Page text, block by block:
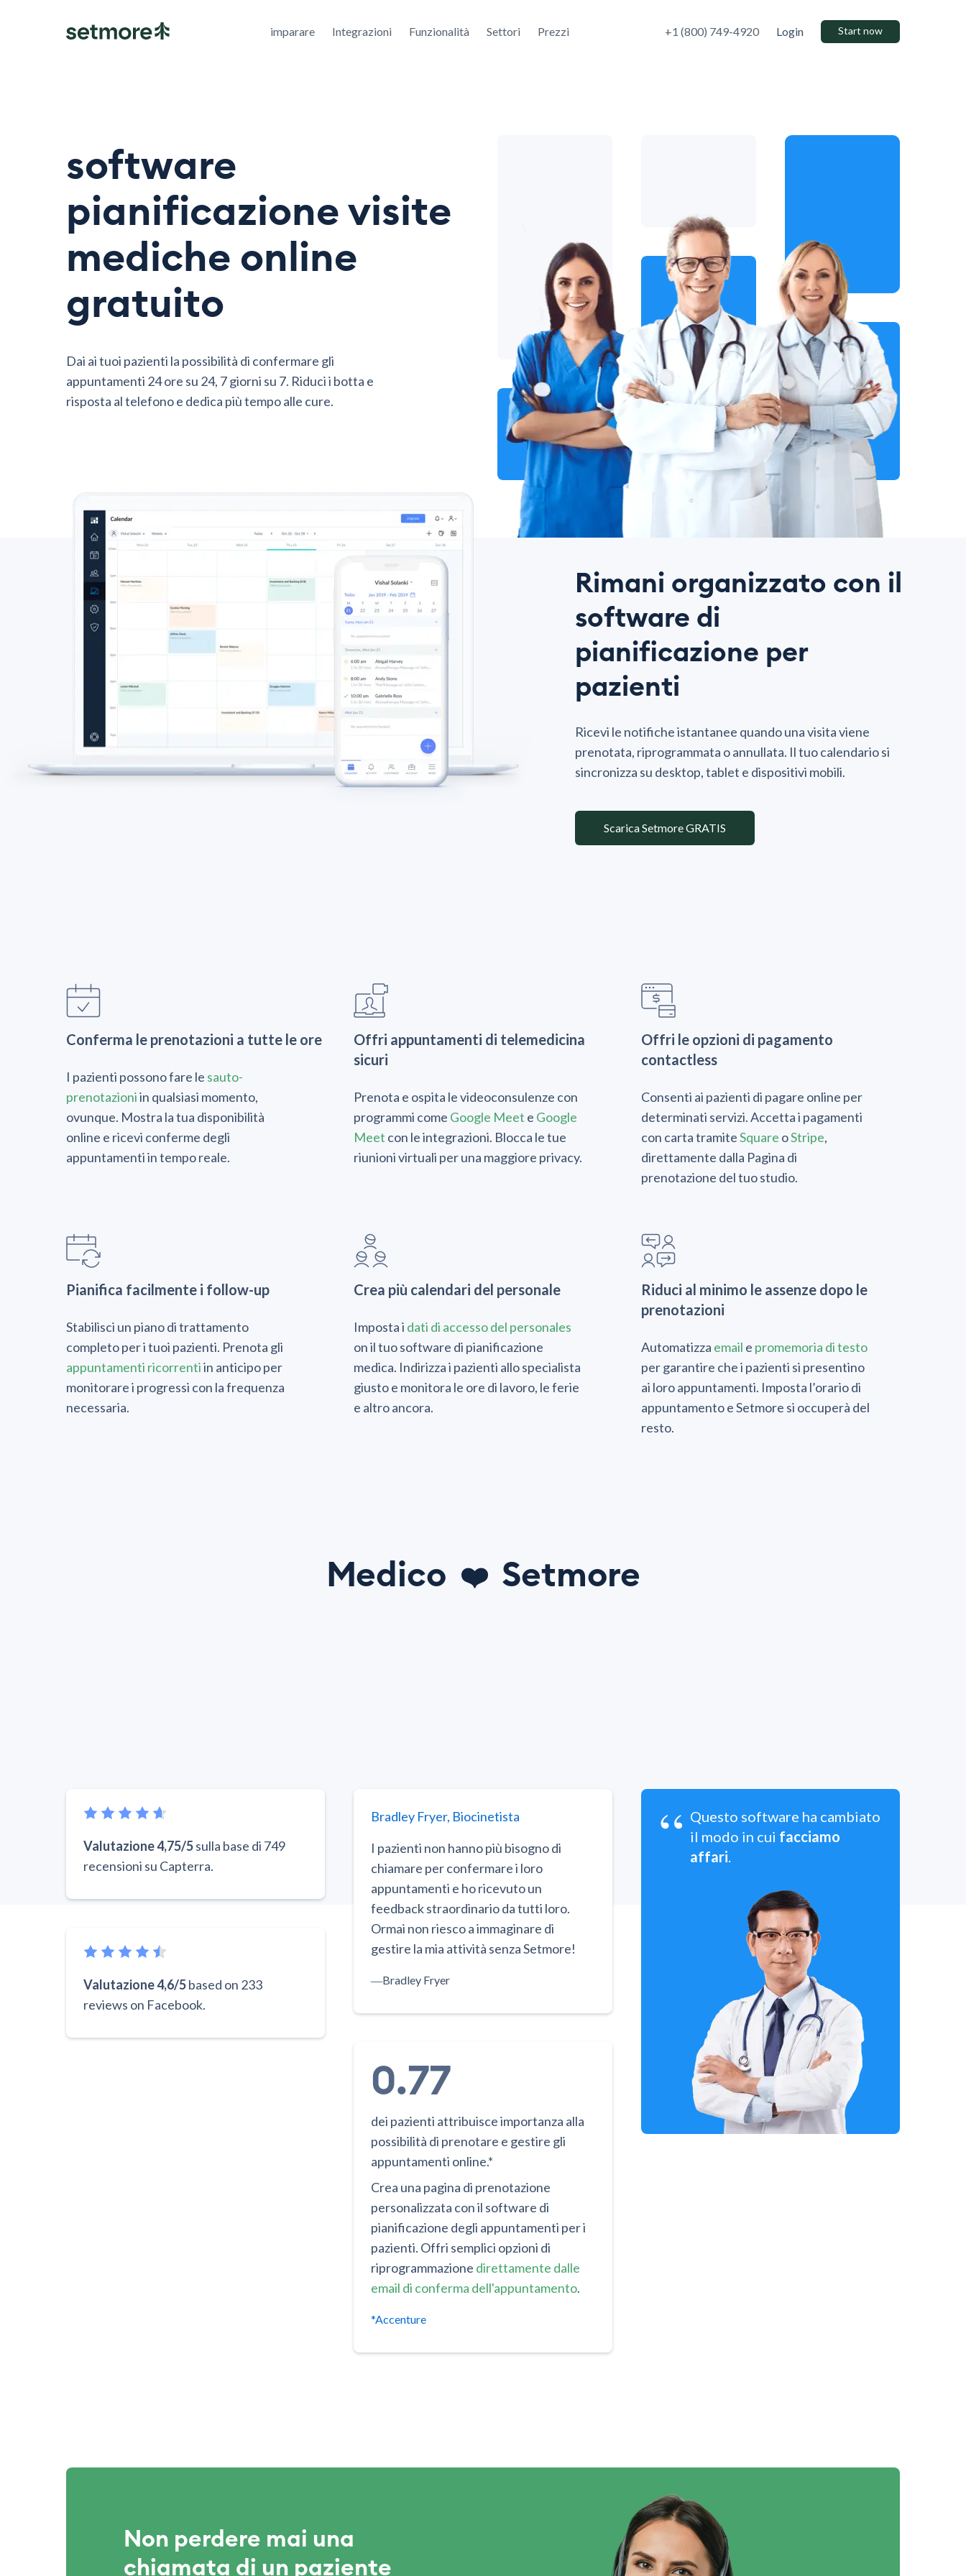
imparare Integrazioni Funzionalità Settori Prezzi +1 (800) 749-4920 Login Start now
software
pianificazione visite
mediche online
gratuito
Dai ai tuoi pazienti la possibilità di confermare gli
appuntamenti 24 ore su 24, 7 giorni su 7. Riduci i botta e
risposta al telefono e dedica più tempo alle cure.
Rimani organizzato con il
software di
pianificazione per
pazienti
Ricevi le notifiche istantanee quando una visita viene
prenotata, riprogrammata o annullata. Il tuo calendario si
sincronizza su desktop, tablet e dispositivi mobili.
Scarica Setmore GRATIS
Conferma le prenotazioni a tutte le ore
I pazienti possono fare le sauto-
prenotazioniin qualsiasi momento,
ovunque. Mostra la tua disponibilità
online e ricevi conferme degli
appuntamenti in tempo reale.
Offri appuntamenti di telemedicina
sicuri
Prenota e ospita le videoconsulenze con
programmi come Google Meet e Google
Meet con le integrazioni. Blocca le tue
riunioni virtuali per una maggiore privacy.
Offri le opzioni di pagamento
contactless
Consenti ai pazienti di pagare online per
determinati servizi. Accetta i pagamenti
con carta tramiteSquare oStripe,
direttamente dalla Pagina di
prenotazione del tuo studio.
Pianifica facilmente i follow-up
Stabilisci un piano di trattamento
completo per i tuoi pazienti. Prenota gli
appuntamenti ricorrentiin anticipo per
monitorare i progressi con la frequenza
necessaria.
Crea più calendari del personale
Imposta i dati di accesso del personales
on il tuo software di pianificazione
medica. Indirizza i pazienti allo specialista
giusto e monitora le ore di lavoro, le ferie
e altro ancora.
Riduci al minimo le assenze dopo le
prenotazioni
Automatizza email e promemoria di testo
per garantire che i pazienti si presentino
ai loro appuntamenti. Imposta l’orario di
appuntamento e Setmore si occuperà del
resto.
Medico ❤️ Setmore
Valutazione 4,75/5sulla base di 749
recensioni su Capterra.
Valutazione 4,6/5based on 233
reviews on Facebook.
Bradley Fryer, Biocinetista
I pazienti non hanno più bisogno di
chiamare per confermare i loro
appuntamenti e ho ricevuto un
feedback straordinario da tutti loro.
Ormai non riesco a immaginare di
gestire la mia attività senza Setmore!
―Bradley Fryer
0.77
dei pazienti attribuisce importanza alla
possibilità di prenotare e gestire gli
appuntamenti online.*
Crea una pagina di prenotazione
personalizzata con il software di
pianificazione degli appuntamenti per i
pazienti. Offri semplici opzioni di
riprogrammazione direttamente dalle
email di conferma dell'appuntamento.
*Accenture
“ Questo software ha cambiato
il modo in cui facciamo
affari.
Non perdere mai una
chiamata di un paziente